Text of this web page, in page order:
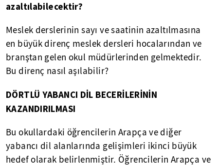
azaltılabilecektir?
Meslek derslerinin sayı ve saatinin azaltılmasına
en büyük direnç meslek dersleri hocalarından ve
branştan gelen okul müdürlerinden gelmektedir.
Bu direnç nasıl aşılabilir?
DÖRTLÜ YABANCI DİL BECERİLERİNİN
KAZANDIRILMASI
Bu okullardaki öğrencilerin Arapça ve diğer
yabancı dil alanlarında gelişimleri ikinci büyük
hedef olarak belirlenmiştir. Öğrencilerin Arapça ve